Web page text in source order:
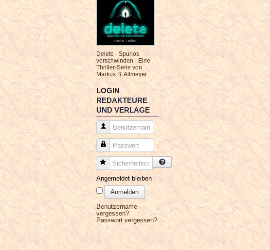
Delete - Spurlos
verschwinden - Eine
Thriller-Serie von
Markus B. Altmeyer
LOGIN
REDAKTEURE
UND VERLAGE
Benutzername
Passwort
Sicherheitscode
Angemeldet bleiben
Anmelden
Benutzername
vergessen?
Passwort vergessen?